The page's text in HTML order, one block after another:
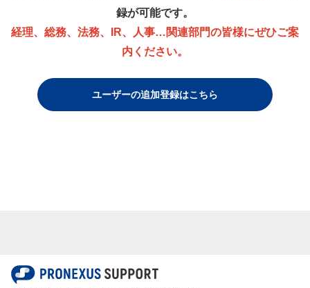
録が可能です。
経理、総務、法務、IR、人事…関連部門の皆様にぜひご案
内ください。
ユーザーの追加登録はこちら